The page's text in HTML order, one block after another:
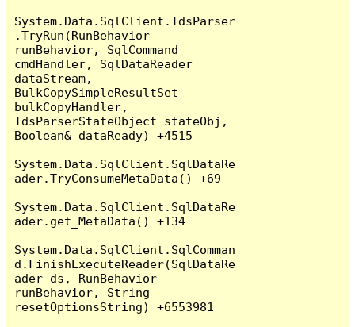
System.Data.SqlClient.TdsParser
.TryRun(RunBehavior
runBehavior, SqlCommand
cmdHandler, SqlDataReader
dataStream,
BulkCopySimpleResultSet
bulkCopyHandler,
TdsParserStateObject stateObj,
Boolean& dataReady) +4515
System.Data.SqlClient.SqlDataRe
ader.TryConsumeMetaData() +69
System.Data.SqlClient.SqlDataRe
ader.get_MetaData() +134
System.Data.SqlClient.SqlComman
d.FinishExecuteReader(SqlDataRe
ader ds, RunBehavior
runBehavior, String
resetOptionsString) +6553981